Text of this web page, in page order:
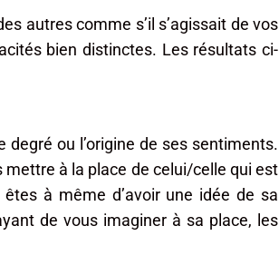
autres comme s’il s’agissait de vos
bien distinctes. Les résultats ci-
ou l’origine de ses sentiments.
à la place de celui/celle qui est
à même d’avoir une idée de sa
de vous imaginer à sa place, les